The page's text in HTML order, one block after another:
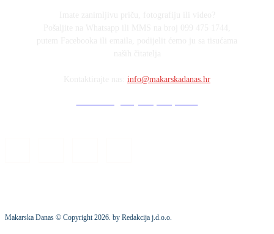
info@makarskadanas.hr
Makarska Danas © Copyright2026. by Redakcija j.d.o.o.